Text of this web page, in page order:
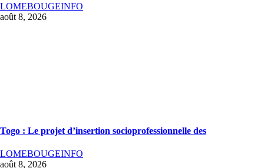
LOMEBOUGEINFO
août 8, 2026
Togo : Le projet d’insertion socioprofessionnelle des
LOMEBOUGEINFO
août 8, 2026